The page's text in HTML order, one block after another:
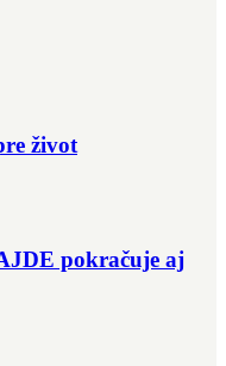
život
pokračuje aj